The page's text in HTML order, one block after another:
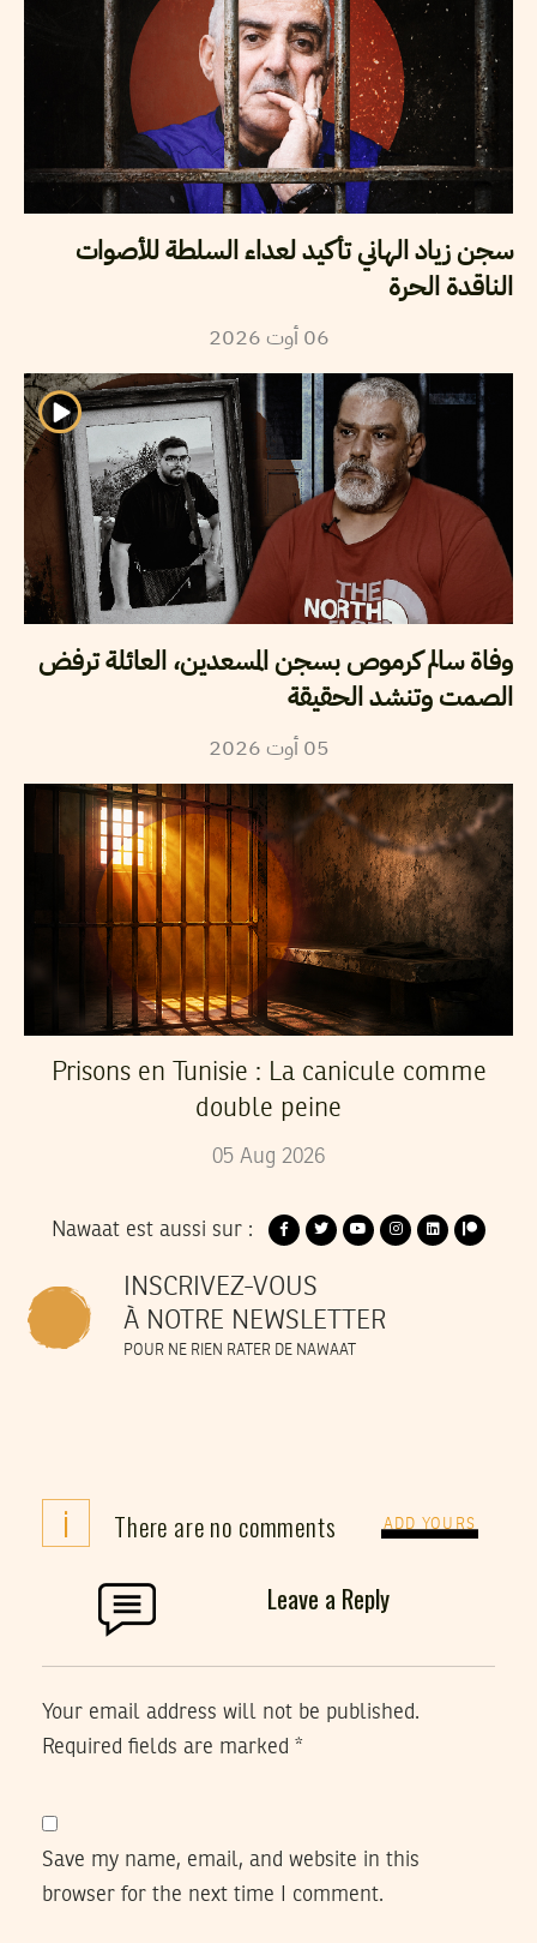
سجن زياد الهاني تأكيد لعداء السلطة للأصوات
الناقدة الحرة
06 أوت2026
وفاة سالم كرموص بسجن المسعدين، العائلة ترفض
الصمت وتنشد الحقيقة
05 أوت2026
Prisons en Tunisie : La canicule comme
double peine
05 Aug 2026
Nawaat est aussi sur :
INSCRIVEZ-VOUS
À NOTRE NEWSLETTER
POUR NE RIEN RATER DE NAWAAT
i There are no comments ADD YOURS
Leave a Reply
Your email address will not be published.
Required fields are marked *
Save my name, email, and website in this
browser for the next time I comment.